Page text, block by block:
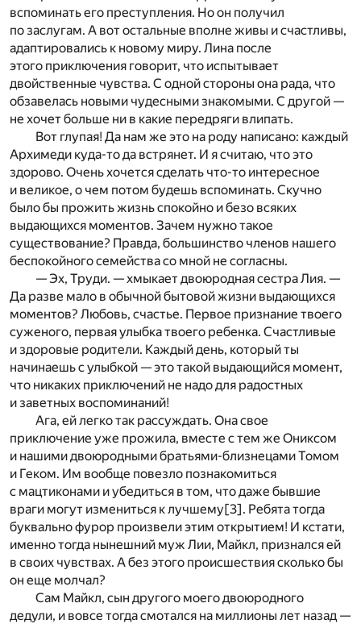
вспоминать его преступления. Но он получил
по заслугам. А вот остальные вполне живы и счастливы,
адаптировались к новому миру. Лина после
этого приключения говорит, что испытывает
двойственные чувства. С одной стороны она рада, что
обзавелась новыми чудесными знакомыми. С другой —
не хочет больше ни в какие передряги влипать.
Вот глупая! Да нам же это на роду написано: каждый
Архимеди куда-то да встрянет. И я считаю, что это
здорово. Очень хочется сделать что-то интересное
и великое, о чем потом будешь вспоминать. Скучно
было бы прожить жизнь спокойно и безо всяких
выдающихся моментов. Зачем нужно такое
существование? Правда, большинство членов нашего
беспокойного семейства со мной не согласны.
— Эх, Труди. — хмыкает двоюродная сестра Лия. —
Да разве мало в обычной бытовой жизни выдающихся
моментов? Любовь, счастье. Первое признание твоего
суженого, первая улыбка твоего ребенка. Счастливые
и здоровые родители. Каждый день, который ты
начинаешь с улыбкой — это такой выдающийся момент,
что никаких приключений не надо для радостных
и заветных воспоминаний!
Ага, ей легко так рассуждать. Она свое
приключение уже прожила, вместе с тем же Ониксом
и нашими двоюродными братьями-близнецами Томом
и Геком. Им вообще повезло познакомиться
с мацтиконами и убедиться в том, что даже бывшие
враги могут измениться к лучшему[3]. Ребята тогда
буквально фурор произвели этим открытием! И кстати,
именно тогда нынешний муж Лии, Майкл, признался ей
в своих чувствах. А без этого происшествия сколько бы
он еще молчал?
Сам Майкл, сын другого моего двоюродного
дедули, и вовсе тогда смотался на миллионы лет назад —